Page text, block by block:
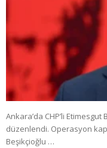
Ankara’da CHP’li
düzenlendi. Operasyon
Beşikçioğlu …